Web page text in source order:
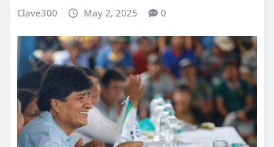
Clave300 May 2, 2025 0